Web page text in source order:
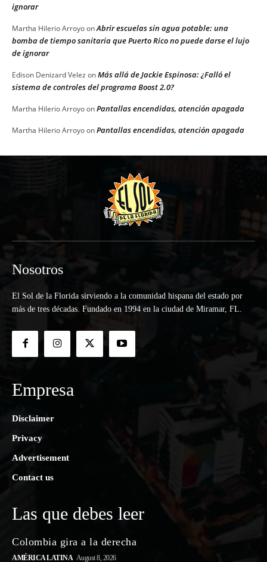
ignorar
Martha Hilerio ArroyoonAbrir escuelas sin agua potable: una
bomba de tiempo sanitaria que Puerto Rico no puede darse el lujo
de ignorar
Edison Denizard Velez onMás allá de Jackie Espinosa: ¿Falló el
sistema de controles del programa Boost 2.0?
Martha Hilerio ArroyoonPantallas encendidas, atención apagada
Martha Hilerio ArroyoonPantallas encendidas, atención apagada
Nosotros
El Sol de la Florida sirviendo a la comunidad hispana del estado por
más de tres décadas. Fundado en 1994 en la ciudad de Miramar, FL.
Empresa
Disclaimer
Privacy
Advertisement
Contact us
Las que debes leer
Colombia gira a la derecha
AMÉRICA LATINA August 8, 2026